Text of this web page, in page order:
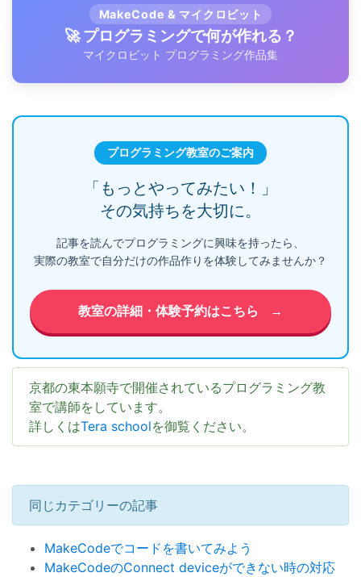
MakeCode & マイクロビット
🚀 プログラミングで何が作れる？
マイクロビット プログラミング作品集
プログラミング教室のご案内
「もっとやってみたい！」
その気持ちを大切に。
記事を読んでプログラミングに興味を持ったら、
実際の教室で自分だけの作品作りを体験してみませんか？
教室の詳細・体験予約はこちら →
京都の東本願寺で開催されているプログラミング教
室で講師をしています。
詳しくはTera schoolを御覧ください。
同じカテゴリーの記事
MakeCodeでコードを書いてみよう
MakeCodeのConnect deviceができない時の対応